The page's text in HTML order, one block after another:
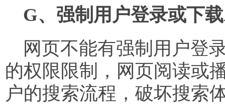
G、强制用户登录或下
网页不能有强制用户登
的权限限制，网页阅读或
户的搜索流程，破坏搜索